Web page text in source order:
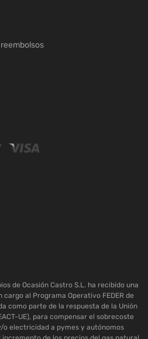
de Ocasión Castro S.L. ha recibido una
cargo al Programa Operativo FEDER de
como parte de la respuesta de la Unión
UE), para compensar el sobrecoste
electricidad a pymes y autónomos